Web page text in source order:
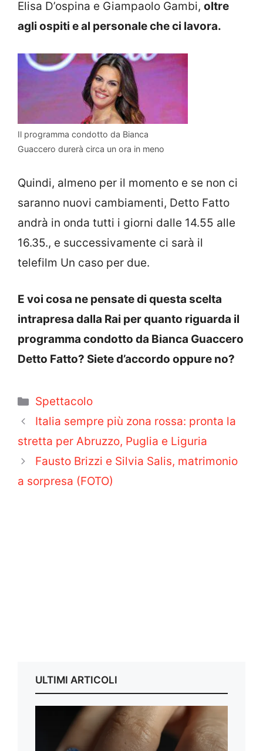
Elisa D’ospina e Giampaolo Gambi, oltre
agli ospiti e al personale che ci lavora.
Il programma condotto da Bianca
Guaccero durerà circa un ora in meno
Quindi, almeno per il momento e se non ci
saranno nuovi cambiamenti, Detto Fatto
andrà in onda tutti i giorni dalle 14.55 alle
16.35., e successivamente ci sarà il
telefilm Un caso per due.
E voi cosa ne pensate di questa scelta
intrapresa dalla Rai per quanto riguarda il
programma condotto da Bianca Guaccero
Detto Fatto? Siete d’accordo oppure no?
Categorie
Spettacolo
Italia sempre più zona rossa: pronta la
stretta per Abruzzo, Puglia e Liguria
Fausto Brizzi e Silvia Salis, matrimonio
a sorpresa (FOTO)
ULTIMI ARTICOLI